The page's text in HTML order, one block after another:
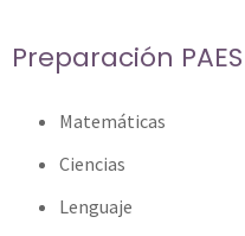
Preparación
Matemáticas
Ciencias
Lenguaje